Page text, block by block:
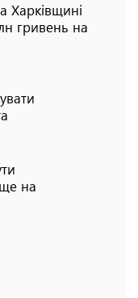
Харківщині
гривень на
на